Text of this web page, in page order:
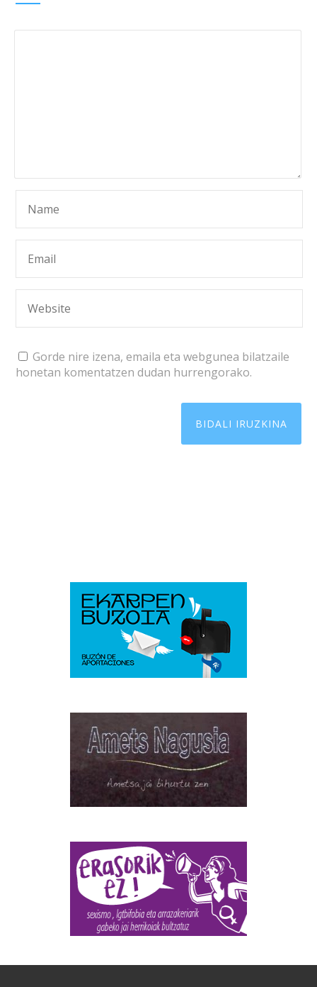
Gorde nire izena, emaila eta webgunea bilatzaile
honetan komentatzen dudan hurrengorako.